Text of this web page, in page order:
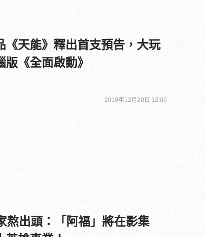
《天能》釋出首支預告，大玩
《全面啟動》
2019年12月20日 12:00
熬出頭：「阿福」將在影集